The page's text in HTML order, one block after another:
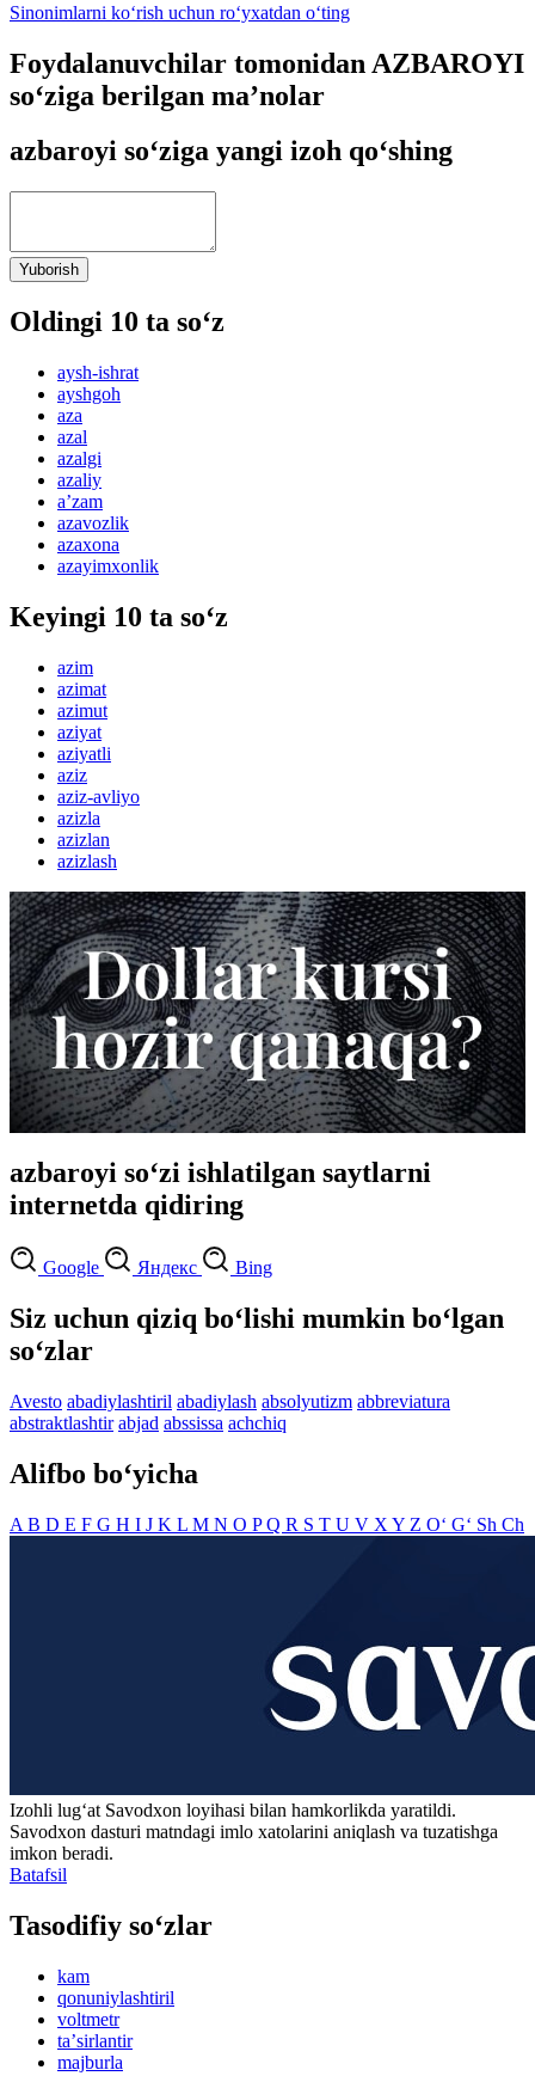
Sinonimlarni ko‘rish uchun ro‘yxatdan o‘ting
Foydalanuvchilar tomonidan AZBAROYI
so‘ziga berilgan ma’nolar
azbaroyi so‘ziga yangi izoh qo‘shing
Yuborish
Oldingi 10 ta so‘z
aysh-ishrat
ayshgoh
aza
azal
azalgi
azaliy
aʼzam
azavozlik
azaxona
azayimxonlik
Keyingi 10 ta so‘z
azim
azimat
azimut
aziyat
aziyatli
aziz
aziz-avliyo
azizla
azizlan
azizlash
azbaroyi so‘zi ishlatilgan saytlarni
internetda qidiring
Google Яндекс Bing
Siz uchun qiziq bo‘lishi mumkin bo‘lgan
so‘zlar
Avesto abadiylashtiril abadiylash absolyutizm abbreviatura
abstraktlashtir abjad abssissa achchiq
Alifbo bo‘yicha
A B D E F G H I J K L M N O PQ R S T U V X Y Z O‘ G‘ Sh Ch
Izohli lugʻat Savodxon loyihasi bilan hamkorlikda yaratildi.
Savodxon dasturi matndagi imlo xatolarini aniqlash va tuzatishga
imkon beradi.
Batafsil
Tasodifiy so‘zlar
kam
qonuniylashtiril
voltmetr
taʼsirlantir
majburla